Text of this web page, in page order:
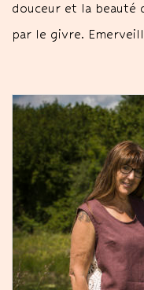
douceur et la beauté
par le givre.